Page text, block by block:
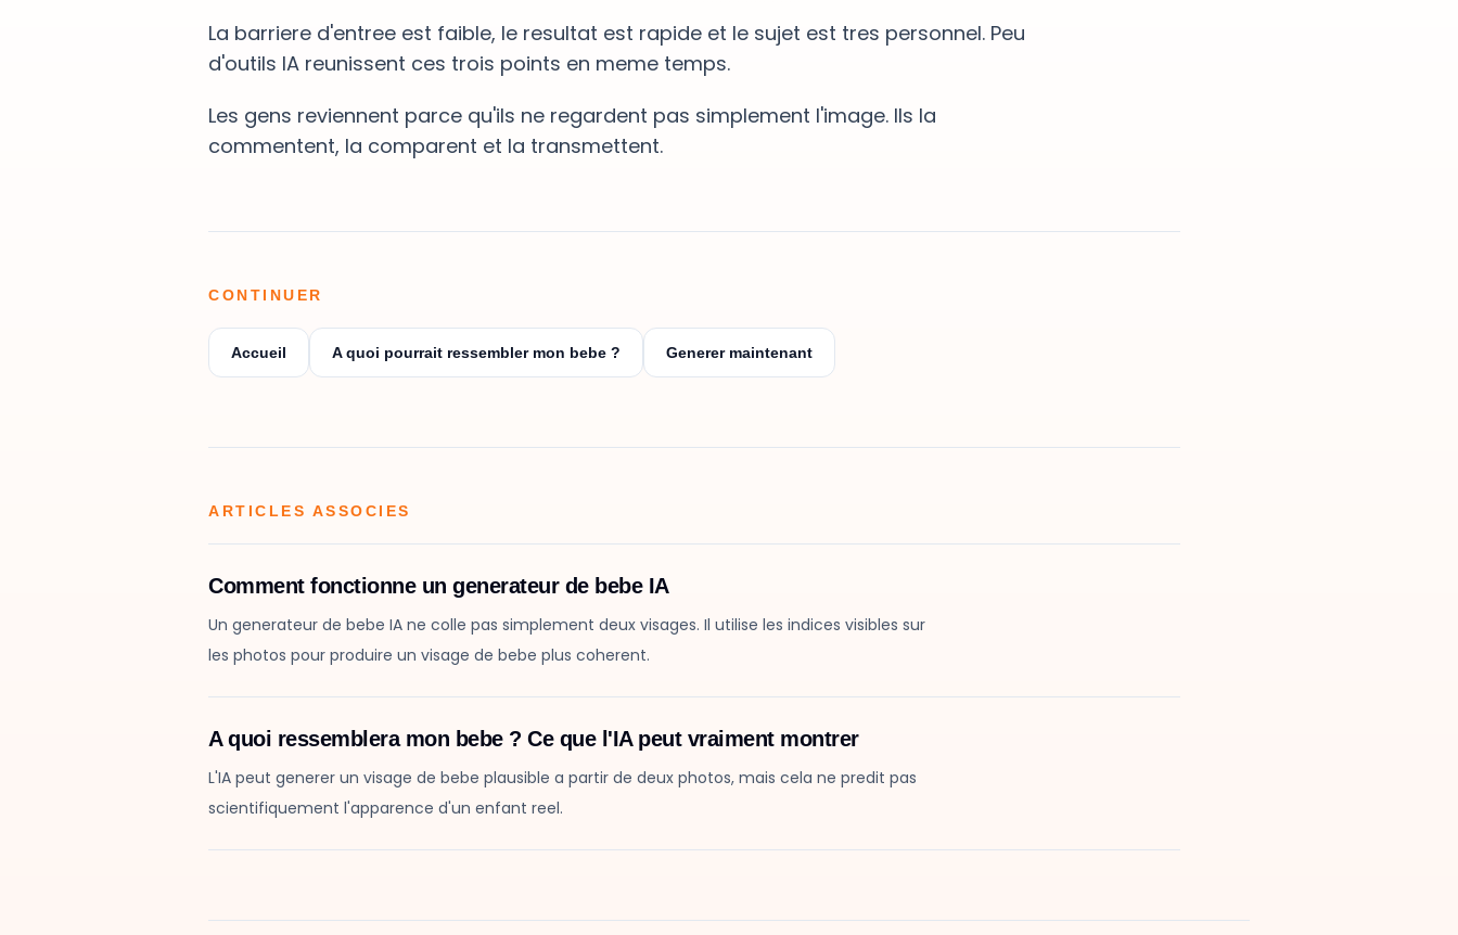
La barriere d'entree est faible, le resultat est rapide et le sujet est tres personnel. Peu
d'outils IA reunissent ces trois points en meme temps.
Les gens reviennent parce qu'ils ne regardent pas simplement l'image. Ils la
commentent, la comparent et la transmettent.
CONTINUER
Accueil A quoi pourrait ressembler mon bebe ? Generer maintenant
ARTICLES ASSOCIES
Comment fonctionne un generateur de bebe IA
Un generateur de bebe IA ne colle pas simplement deux visages. Il utilise les indices visibles sur
les photos pour produire un visage de bebe plus coherent.
A quoi ressemblera mon bebe ? Ce que l'IA peut vraiment montrer
L'IA peut generer un visage de bebe plausible a partir de deux photos, mais cela ne predit pas
scientifiquement l'apparence d'un enfant reel.